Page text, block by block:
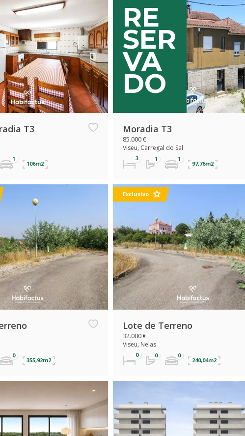
T3
106m2
RE
SER
VA
DO
Moradia T3
85.000 €
Viseu, Carregal do Sal
97,76m2
355,92m2
Exclusivo
Lote de Terreno
32.000 €
Viseu, Nelas
240,04m2